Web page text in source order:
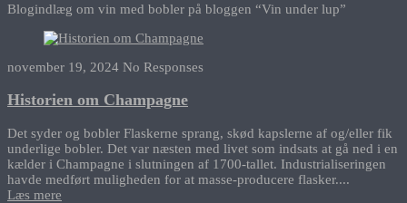
Blogindlæg om vin med bobler på bloggen “Vin under lup”
november 19, 2024 No Responses
Historien om Champagne
Det syder og bobler Flaskerne sprang, skød kapslerne af og/eller fik
underlige bobler. Det var næsten med livet som indsats at gå ned i en
kælder i Champagne i slutningen af 1700-tallet. Industrialiseringen
havde medført muligheden for at masse-producere flasker....
Læs mere